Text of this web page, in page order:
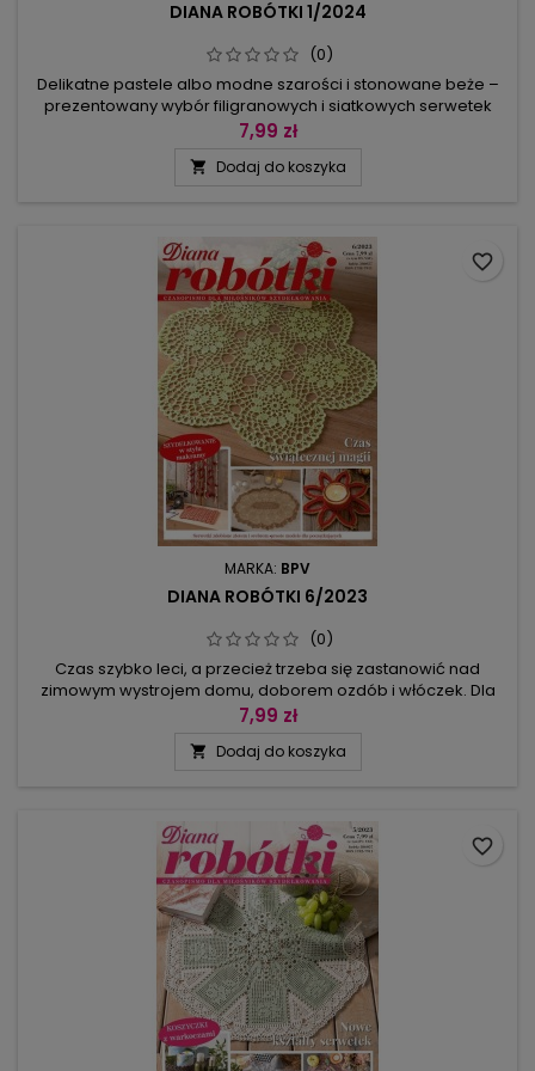
DIANA ROBÓTKI 1/2024
(0)
Delikatne pastele albo modne szarości i stonowane beże –
prezentowany wybór filigranowych i siatkowych serwetek
trafi w gust zwolenniczek wzorów klasycznych, jak i
kwadratów i łukowej siatki można przerabiać diagonalnie, co
7,99 zł
 Dodaj do koszyka
MARKA: BPV
DIANA ROBÓTKI 6/2023
(0)
Czas szybko leci, a przecież trzeba się zastanowić nad
zimowym wystrojem domu, doborem ozdób i włóczek. Dla
chętnych patchworkowe modele: niebieska serwetka ze
fioletu – oba projekty z mniejszych i większych
7,99 zł
 Dodaj do koszyka
favorite_border
favorite_border